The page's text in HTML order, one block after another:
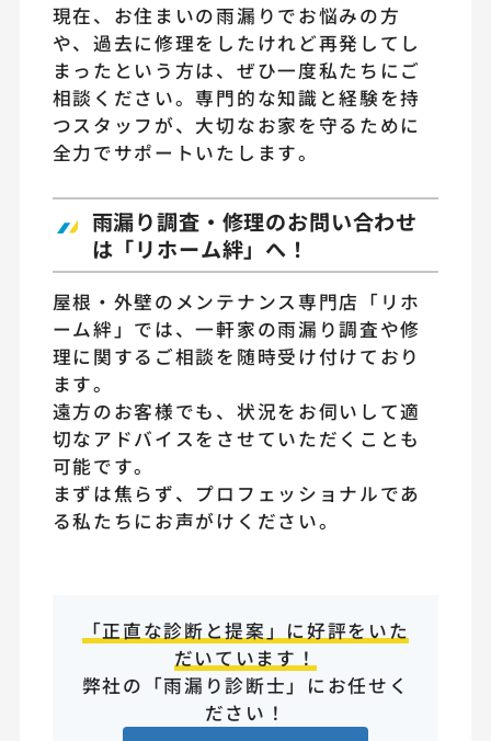
現在、お住まいの雨漏りでお悩みの方
や、過去に修理をしたけれど再発してし
まったという方は、ぜひ一度私たちにご
相談ください。専門的な知識と経験を持
つスタッフが、大切なお家を守るために
全力でサポートいたします。
雨漏り調査・修理のお問い合わせ
は「リホーム絆」へ！
屋根・外壁のメンテナンス専門店「リホ
ーム絆」では、一軒家の雨漏り調査や修
理に関するご相談を随時受け付けており
ます。
遠方のお客様でも、状況をお伺いして適
切なアドバイスをさせていただくことも
可能です。
まずは焦らず、プロフェッショナルであ
る私たちにお声がけください。
「正直な診断と提案」に好評をいた
だいています！
弊社の「雨漏り診断士」にお任せく
ださい！